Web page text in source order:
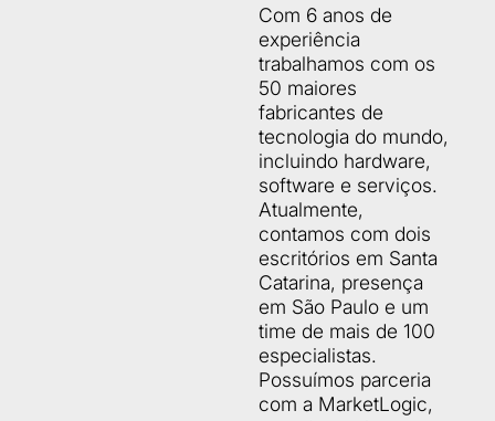
Com 6 anos de
experiência
trabalhamos com os
50 maiores
fabricantes de
tecnologia do mundo,
incluindo hardware,
software e serviços.
Atualmente,
contamos com dois
escritórios em Santa
Catarina, presença
em São Paulo e um
time de mais de 100
especialistas.
Possuímos parceria
com a MarketLogic,